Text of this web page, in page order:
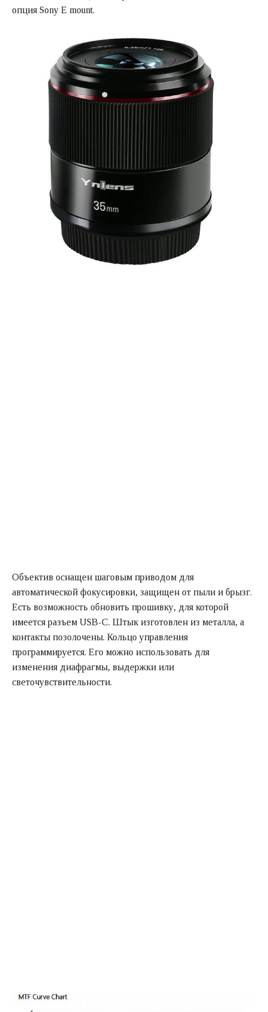
опция Sony E mount.
Объектив оснащен шаговым приводом для
автоматической фокусировки, защищен от пыли и брызг.
Есть возможность обновить прошивку, для которой
имеется разъем USB-C. Штык изготовлен из металла, а
контакты позолочены. Кольцо управления
программируется. Его можно использовать для
изменения диафрагмы, выдержки или
светочувствительности.